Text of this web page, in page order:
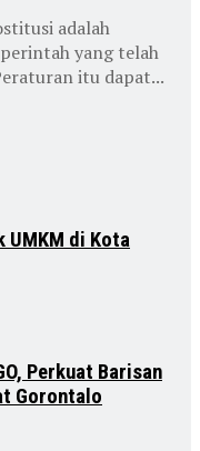
adalah
yang telah
itu dapat...
UMKM di Kota
Perkuat Barisan
Gorontalo